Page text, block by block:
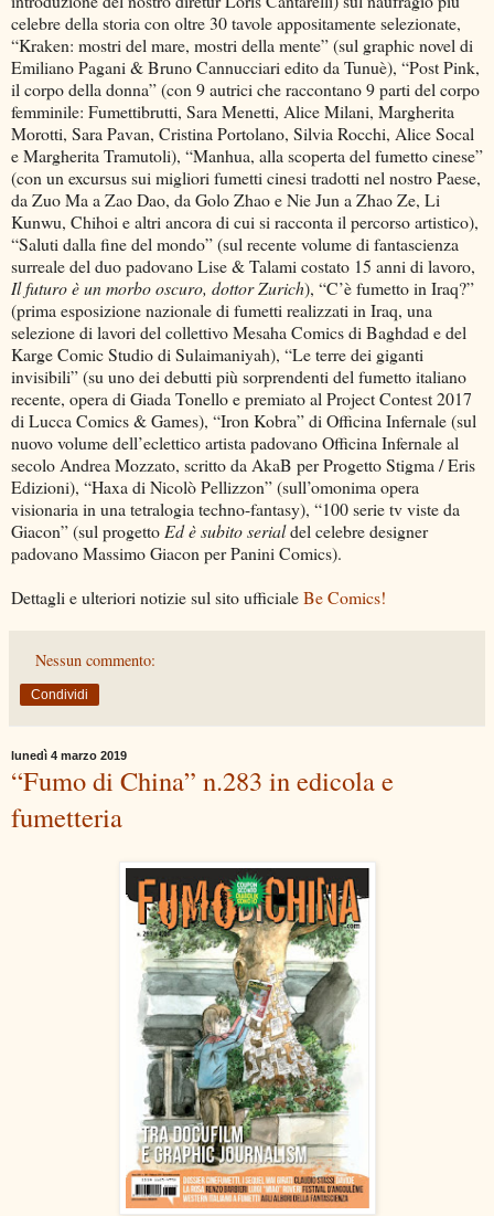
celebre della storia con oltre 30 tavole appositamente selezionate,
“Kraken: mostri del mare, mostri della mente” (sul graphic novel di
Emiliano Pagani & Bruno Cannucciari edito da Tunuè), “Post Pink,
il corpo della donna” (con 9 autrici che raccontano 9 parti del corpo
femminile: Fumettibrutti, Sara Menetti, Alice Milani, Margherita
Morotti, Sara Pavan, Cristina Portolano, Silvia Rocchi, Alice Socal
e Margherita Tramutoli), “Manhua, alla scoperta del fumetto cinese”
(con un excursus sui migliori fumetti cinesi tradotti nel nostro Paese,
da Zuo Ma a Zao Dao, da Golo Zhao e Nie Jun a Zhao Ze, Li
Kunwu, Chihoi e altri ancora di cui si racconta il percorso artistico),
“Saluti dalla fine del mondo” (sul recente volume di fantascienza
surreale del duo padovano Lise & Talami costato 15 anni di lavoro,
Il futuro è un morbo oscuro, dottor Zurich), “C’è fumetto in Iraq?”
(prima esposizione nazionale di fumetti realizzati in Iraq, una
selezione di lavori del collettivo Mesaha Comics di Baghdad e del
Karge Comic Studio di Sulaimaniyah), “Le terre dei giganti
invisibili” (su uno dei debutti più sorprendenti del fumetto italiano
recente, opera di Giada Tonello e premiato al Project Contest 2017
di Lucca Comics & Games), “Iron Kobra” di Officina Infernale (sul
nuovo volume dell’eclettico artista padovano Officina Infernale al
secolo Andrea Mozzato, scritto da AkaB per Progetto Stigma / Eris
Edizioni), “Haxa di Nicolò Pellizzon” (sull’omonima opera
visionaria in una tetralogia techno-fantasy), “100 serie tv viste da
Giacon” (sul progetto Ed è subito serialdel celebre designer
padovano Massimo Giacon per Panini Comics).
Dettagli e ulteriori notizie sul sito ufficialeBe Comics!
Nessun commento:
Condividi
lunedì 4 marzo 2019
“Fumo di China” n.283 in edicola e
fumetteria